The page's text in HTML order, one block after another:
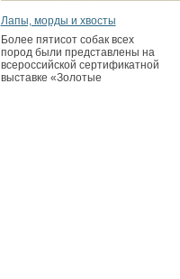
Лапы, морды и хвосты
Более пятисот собак всех
пород были представлены на
всероссийской сертификатной
выставке «Золотые